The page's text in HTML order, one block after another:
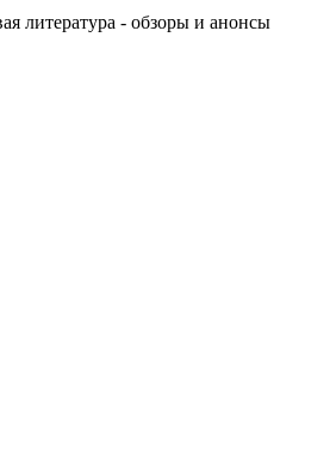
литература - обзоры и анонсы